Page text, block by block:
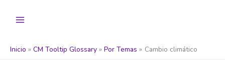
Inicio CM Tooltip Glossary Por Temas Cambio climático